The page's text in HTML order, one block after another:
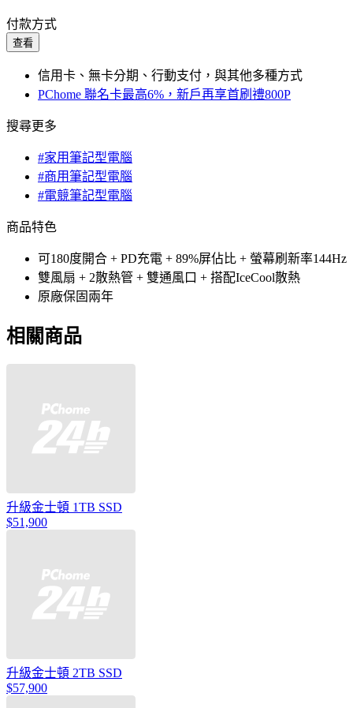
付款方式
查看
信用卡、無卡分期、行動支付，與其他多種方式
PChome 聯名卡最高6%，新戶再享首刷禮800P
搜尋更多
#家用筆記型電腦
#商用筆記型電腦
#電競筆記型電腦
商品特色
可180度開合 + PD充電 + 89%屏佔比 + 螢幕刷新率144Hz
雙風扇 + 2散熱管 + 雙通風口 + 搭配IceCool散熱
原廠保固兩年
相關商品
升級金士頓 1TB SSD
$51,900
升級金士頓 2TB SSD
$57,900